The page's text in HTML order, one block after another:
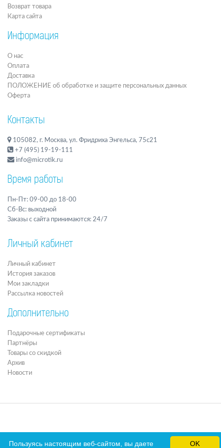
Возврат товара
Карта сайта
Информация
О нас
Оплата
Доставка
ПОЛОЖЕНИЕ об обработке и защите персональных данных
Оферта
Контакты
105082, г. Москва, ул. Фридриха Энгельса, 75с21
+7 (495) 19-19-111
info@microtik.ru
Время работы
Пн-Пт: 09-00 до 18-00
Сб-Вс: выходной
Заказы с сайта принимаются: 24/7
Личный кабинет
Личный кабинет
История заказов
Мои закладки
Рассылка новостей
Дополнительно
Подарочные сертификаты
Партнёры
Товары со скидкой
Архив
Новости
OK
Пользуясь настоящим веб-сайтом, вы даете